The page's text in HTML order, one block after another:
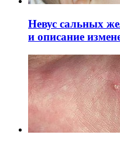
Невус сальных
и описание